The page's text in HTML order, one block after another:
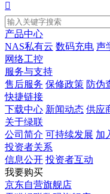

产品中心
NAS私有云 数码充电 声
网络工控
服务与支持
售后服务 保修政策 防伪
快捷链接
下载中心 新闻动态 供应
关于绿联
公司简介 可持续发展 加
投资者关系
信息公开 投资者互动
我要购买
京东自营旗舰店